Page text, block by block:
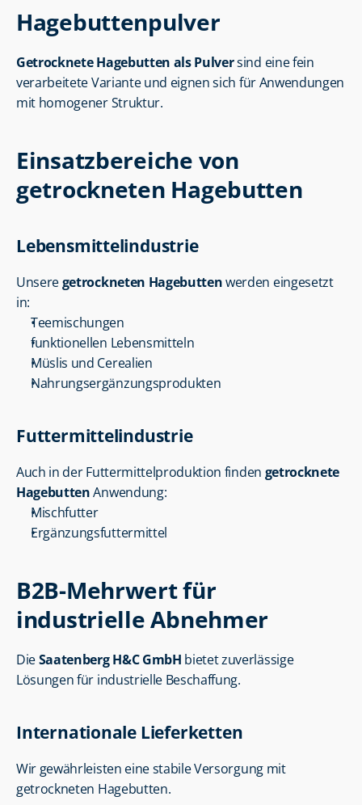
Hagebuttenpulver
Getrocknete Hagebutten als Pulver sind eine fein
verarbeitete Variante und eignen sich für Anwendungen
mit homogener Struktur.
Einsatzbereiche von
getrockneten Hagebutten
Lebensmittelindustrie
Unsere getrockneten Hagebutten werden eingesetzt
in:
Teemischungen
funktionellen Lebensmitteln
Müslis und Cerealien
Nahrungsergänzungsprodukten
Futtermittelindustrie
Auch in der Futtermittelproduktion finden getrocknete
Hagebutten Anwendung:
Mischfutter
Ergänzungsfuttermittel
B2B-Mehrwert für
industrielle Abnehmer
Die Saatenberg H&C GmbH bietet zuverlässige
Lösungen für industrielle Beschaffung.
Internationale Lieferketten
Wir gewährleisten eine stabile Versorgung mit
getrockneten Hagebutten.